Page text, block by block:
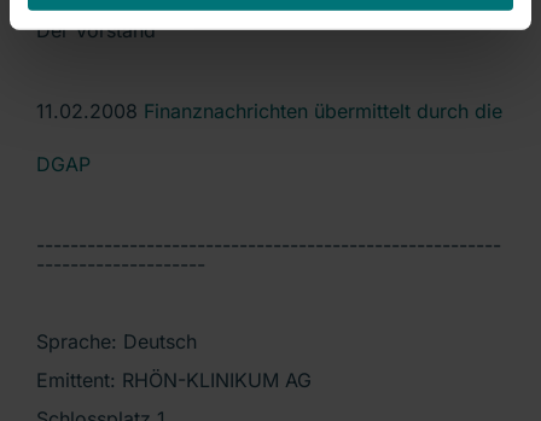
Der Vorstand
11.02.2008 Finanznachrichten übermittelt durch die
DGAP
-------------------------------------------------------
--------------------
Sprache: Deutsch
Emittent: RHÖN-KLINIKUM AG